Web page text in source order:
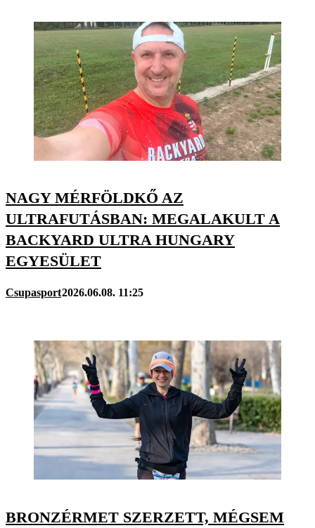
NAGY MÉRFÖLDKŐ AZ
ULTRAFUTÁSBAN: MEGALAKULT A
BACKYARD ULTRA HUNGARY
EGYESÜLET
Csupasport2026.06.08. 11:25
BRONZÉRMET SZERZETT, MÉGSEM